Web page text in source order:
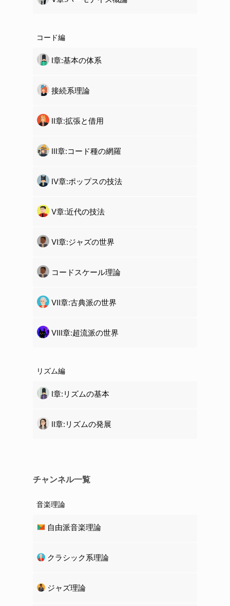
コード編
Ⅰ章:基本の体系
接続系理論
Ⅱ章:拡張と借用
Ⅲ章:コード種の網羅
Ⅳ章:ポップスの技法
Ⅴ章:近代の技法
Ⅵ章:ジャズの世界
コードスケール理論
Ⅶ章:古典派の世界
Ⅷ章:超流派の世界
リズム編
Ⅰ章:リズムの基本
Ⅱ章:リズムの発展
チャンネル一覧
音楽理論
自由派音楽理論
クラシック系理論
ジャズ理論